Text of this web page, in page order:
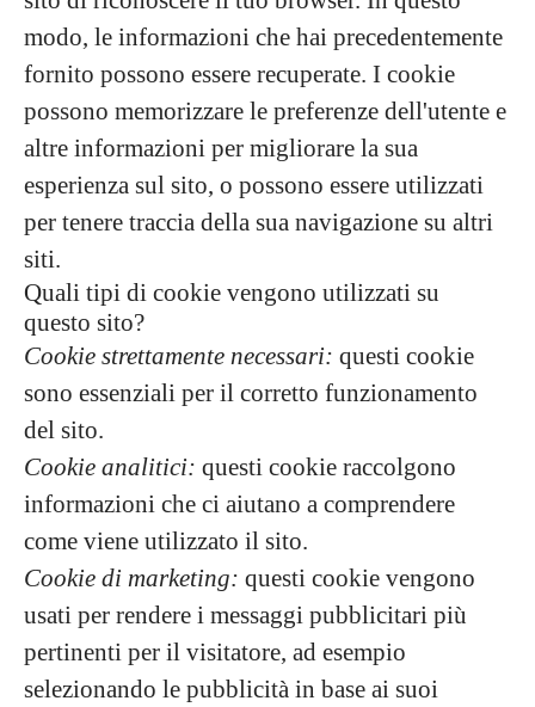
modo, le informazioni che hai precedentemente
fornito possono essere recuperate. I cookie
possono memorizzare le preferenze dell'utente e
altre informazioni per migliorare la sua
esperienza sul sito, o possono essere utilizzati
per tenere traccia della sua navigazione su altri
siti.
Quali tipi di cookie vengono utilizzati su
questo sito?
Cookie strettamente necessari: questi cookie
sono essenziali per il corretto funzionamento
del sito.
Cookie analitici: questi cookie raccolgono
informazioni che ci aiutano a comprendere
come viene utilizzato il sito.
Cookie di marketing: questi cookie vengono
usati per rendere i messaggi pubblicitari più
pertinenti per il visitatore, ad esempio
selezionando le pubblicità in base ai suoi